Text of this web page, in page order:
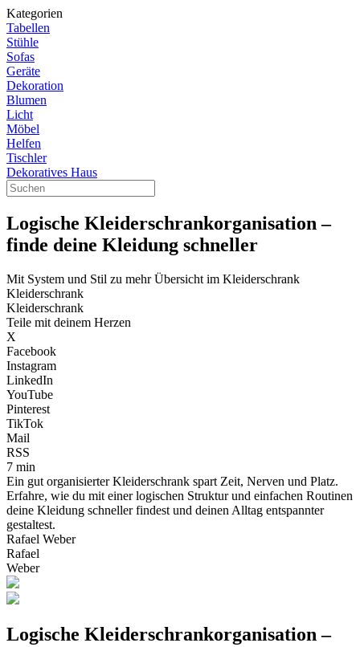
Kategorien
Tabellen
Stühle
Sofas
Geräte
Dekoration
Blumen
Licht
Möbel
Helfen
Tischler
Dekoratives Haus
Logische Kleiderschrankorganisation –
finde deine Kleidung schneller
Mit System und Stil zu mehr Übersicht im Kleiderschrank
Kleiderschrank
Kleiderschrank
Teile mit deinem Herzen
X
Facebook
Instagram
LinkedIn
YouTube
Pinterest
TikTok
Mail
RSS
7 min
Ein gut organisierter Kleiderschrank spart Zeit, Nerven und Platz.
Erfahre, wie du mit einer logischen Struktur und einfachen Routinen
deine Kleidung schneller findest und deinen Alltag entspannter
gestaltest.
Rafael Weber
Rafael
Weber
Logische Kleiderschrankorganisation –